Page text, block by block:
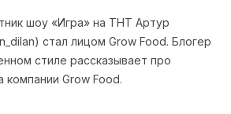
шоу «Игра» на ТНТ Артур
стал лицом Grow Food. Блогер
стиле рассказывает про
Grow Food.